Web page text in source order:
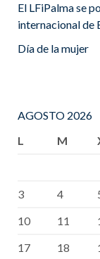
El LFiPalma se
internacional de
Día de la mujer
AGOSTO 2026
L
M
3
4
10
11
17
18